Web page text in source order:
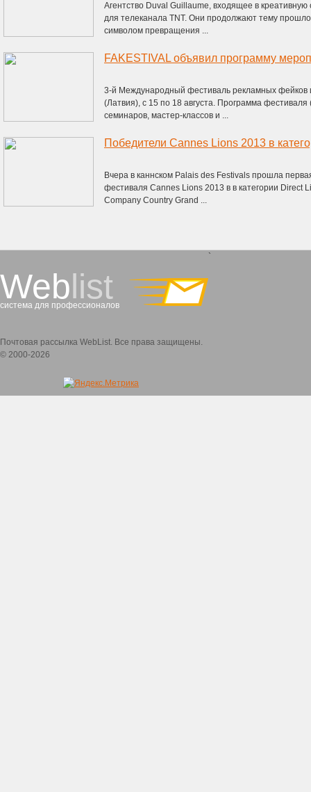
Агентство Duval Guillaume, входящее в
для телеканала TNT. Они продолжают тему
символом превращения ...
FAKESTIVAL объявил программу
3-й Международный фестиваль рекламных фейков
(Латвия), с 15 по 18 августа. Программа
семинаров, мастер-классов и ...
Победители Cannes Lions 2013 в
Вчера в каннском Palais des Festivals прошла
фестиваля Cannes Lions 2013 в в категории Direct
Company Country Grand ...
Weblist
система для профессионалов
`
Почтовая рассылка WebList. Все права защищены.
© 2000-2026